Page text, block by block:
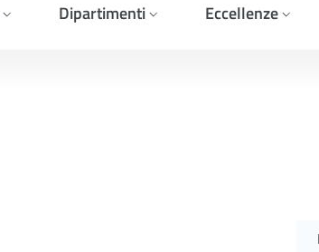
Dipartimenti Eccellenze